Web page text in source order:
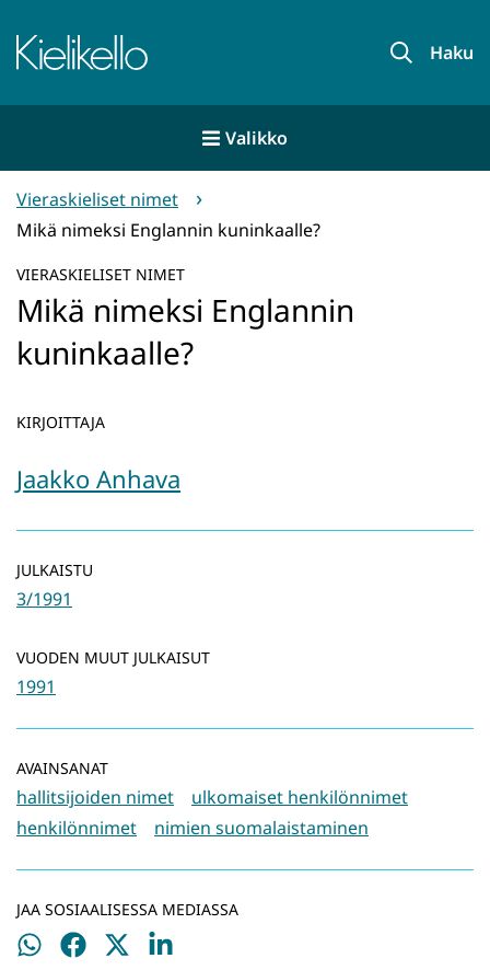
sisältöön
Etusivu Haku
Valikko
Vieraskieliset nimet
Mikä nimeksi Englannin kuninkaalle?
VIERASKIELISET NIMET
Mikä nimeksi Englannin
kuninkaalle?
KIRJOITTAJA
Jaakko Anhava
JULKAISTU
3/1991
VUODEN MUUT JULKAISUT
1991
AVAINSANAT
hallitsijoiden nimet
ulkomaiset henkilönnimet
henkilönnimet
nimien suomalaistaminen
JAA SOSIAALISESSA MEDIASSA
Jaa
Jaa
Jaa
Jaa